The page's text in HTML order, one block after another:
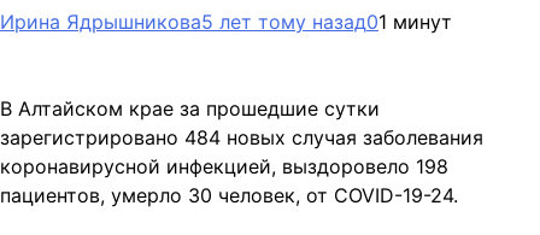
Ирина Ядрышникова5 лет тому назад01 минут
В Алтайском крае за прошедшие сутки
зарегистрировано 484 новых случая заболевания
коронавирусной инфекцией, выздоровело 198
пациентов, умерло 30 человек, от COVID-19-24.